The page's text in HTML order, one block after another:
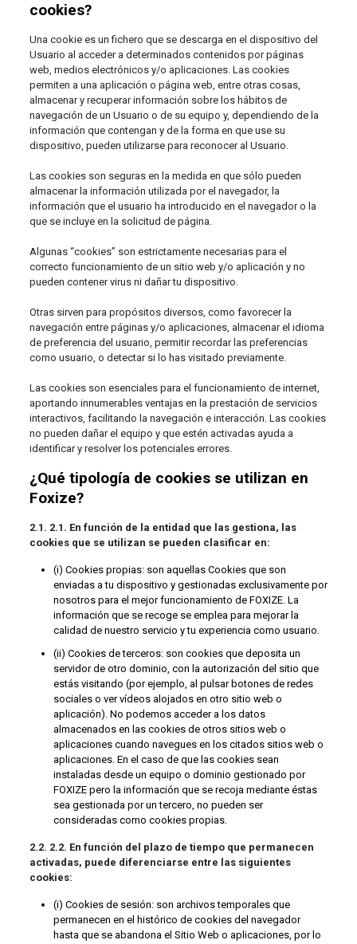
cookies?
Una cookie es un fichero que se descarga en el dispositivo del
Usuario al acceder a determinados contenidos por páginas
web, medios electrónicos y/o aplicaciones. Las cookies
permiten a una aplicación o página web, entre otras cosas,
almacenar y recuperar información sobre los hábitos de
navegación de un Usuario o de su equipo y, dependiendo de la
información que contengan y de la forma en que use su
dispositivo, pueden utilizarse para reconocer al Usuario.
Las cookies son seguras en la medida en que sólo pueden
almacenar la información utilizada por el navegador, la
información que el usuario ha introducido en el navegador o la
que se incluye en la solicitud de página.
Algunas “cookies” son estrictamente necesarias para el
correcto funcionamiento de un sitio web y/o aplicación y no
pueden contener virus ni dañar tu dispositivo.
Otras sirven para propósitos diversos, como favorecer la
navegación entre páginas y/o aplicaciones, almacenar el idioma
de preferencia del usuario, permitir recordar las preferencias
como usuario, o detectar si lo has visitado previamente.
Las cookies son esenciales para el funcionamiento de internet,
aportando innumerables ventajas en la prestación de servicios
interactivos, facilitando la navegación e interacción. Las cookies
no pueden dañar el equipo y que estén activadas ayuda a
identificar y resolver los potenciales errores.
¿Qué tipología de cookies se utilizan en
Foxize?
2.1. 2.1. En función de la entidad que las gestiona, las
cookies que se utilizan se pueden clasificar en:
(i) Cookies propias: son aquellas Cookies que son
enviadas a tu dispositivo y gestionadas exclusivamente por
nosotros para el mejor funcionamiento de FOXIZE. La
información que se recoge se emplea para mejorar la
calidad de nuestro servicio y tu experiencia como usuario.
(ii) Cookies de terceros: son cookies que deposita un
servidor de otro dominio, con la autorización del sitio que
estás visitando (por ejemplo, al pulsar botones de redes
sociales o ver vídeos alojados en otro sitio web o
aplicación). No podemos acceder a los datos
almacenados en las cookies de otros sitios web o
aplicaciones cuando navegues en los citados sitios web o
aplicaciones. En el caso de que las cookies sean
instaladas desde un equipo o dominio gestionado por
FOXIZE pero la información que se recoja mediante éstas
sea gestionada por un tercero, no pueden ser
consideradas como cookies propias.
2.2. 2.2. En función del plazo de tiempo que permanecen
activadas, puede diferenciarse entre las siguientes
cookies:
(i) Cookies de sesión: son archivos temporales que
permanecen en el histórico de cookies del navegador
hasta que se abandona el Sitio Web o aplicaciones, por lo